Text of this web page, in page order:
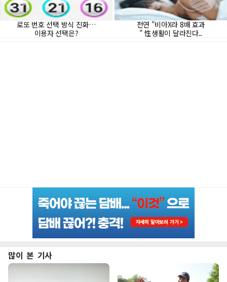
많이 본 기사